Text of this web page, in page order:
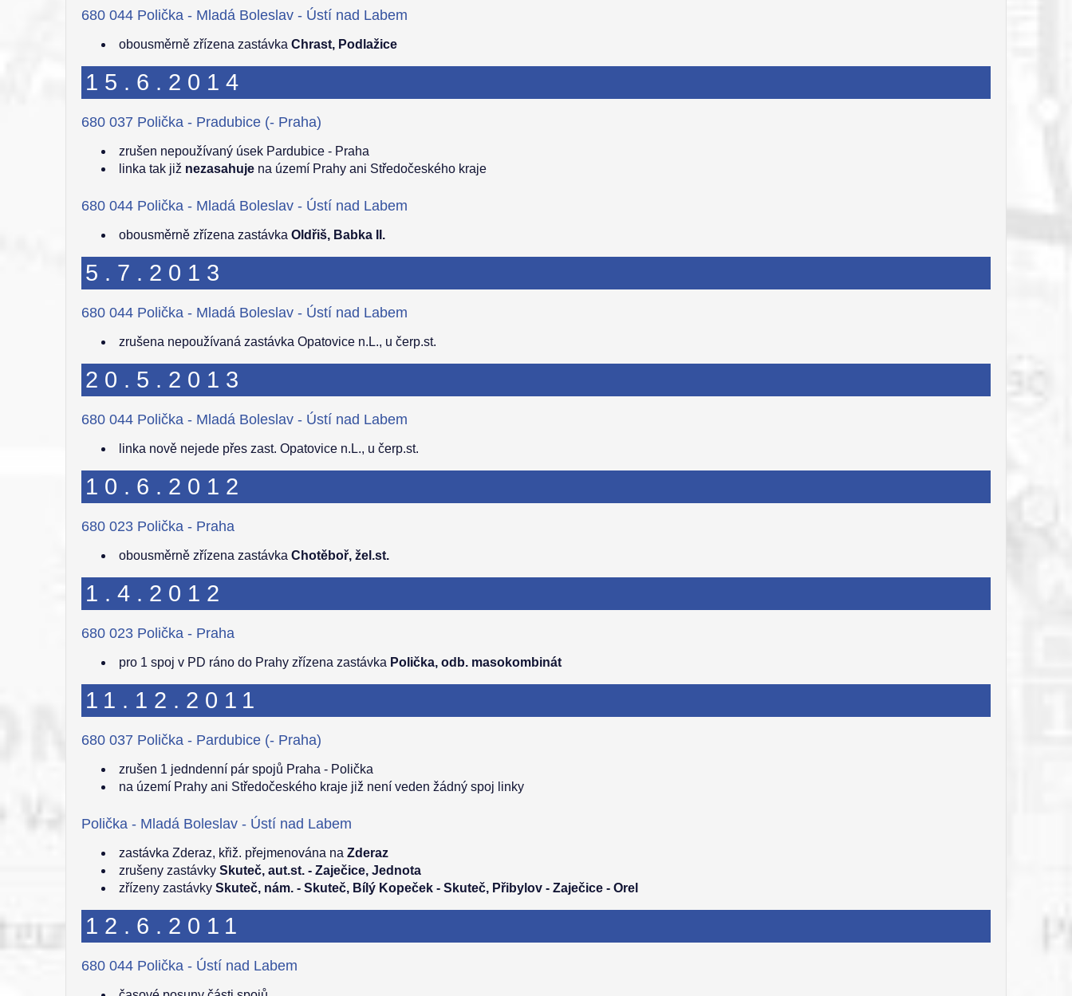
680 044 Polička - Mladá Boleslav - Ústí nad Labem
obousměrně zřízena zastávkaChrast, Podlažice
15.6.2014
680 037 Polička - Pradubice (- Praha)
zrušen nepoužívaný úsek Pardubice - Praha
linka tak již nezasahuje na území Prahy ani Středočeského kraje
680 044 Polička - Mladá Boleslav - Ústí nad Labem
obousměrně zřízena zastávkaOldřiš, Babka II.
5.7.2013
680 044 Polička - Mladá Boleslav - Ústí nad Labem
zrušena nepoužívaná zastávka Opatovice n.L., u čerp.st.
20.5.2013
680 044 Polička - Mladá Boleslav - Ústí nad Labem
linka nově nejede přes zast. Opatovice n.L., u čerp.st.
10.6.2012
680 023 Polička - Praha
obousměrně zřízena zastávkaChotěboř, žel.st.
1.4.2012
680 023 Polička - Praha
pro 1 spoj v PD ráno do Prahy zřízena zastávka Polička, odb. masokombinát
11.12.2011
680 037 Polička - Pardubice (- Praha)
zrušen 1 jedndenní pár spojů Praha - Polička
na území Prahy ani Středočeského kraje již není veden žádný spoj linky
Polička - Mladá Boleslav - Ústí nad Labem
zastávka Zderaz, křiž. přejmenována naZderaz
zrušeny zastávkySkuteč, aut.st. - Zaječice, Jednota
zřízeny zastávkySkuteč, nám. - Skuteč, Bílý Kopeček - Skuteč, Přibylov - Zaječice - Orel
12.6.2011
680 044 Polička - Ústí nad Labem